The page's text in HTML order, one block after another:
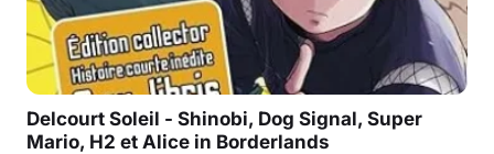
Delcourt Soleil - Shinobi, Dog Signal, Super
Mario, H2 et Alice in Borderlands